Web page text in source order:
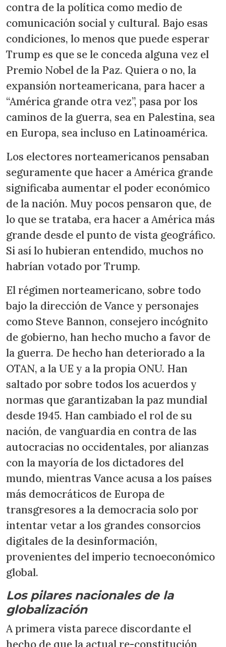
contra de la política como medio de
comunicación social y cultural. Bajo esas
condiciones, lo menos que puede esperar
Trump es que se le conceda alguna vez el
Premio Nobel de la Paz. Quiera o no, la
expansión norteamericana, para hacer a
“América grande otra vez”, pasa por los
caminos de la guerra, sea en Palestina, sea
en Europa, sea incluso en Latinoamérica.
Los electores norteamericanos pensaban
seguramente que hacer a América grande
significaba aumentar el poder económico
de la nación. Muy pocos pensaron que, de
lo que se trataba, era hacer a América más
grande desde el punto de vista geográfico.
Si así lo hubieran entendido, muchos no
habrían votado por Trump.
El régimen norteamericano, sobre todo
bajo la dirección de Vance y personajes
como Steve Bannon, consejero incógnito
de gobierno, han hecho mucho a favor de
la guerra. De hecho han deteriorado a la
OTAN, a la UE y a la propia ONU. Han
saltado por sobre todos los acuerdos y
normas que garantizaban la paz mundial
desde 1945. Han cambiado el rol de su
nación, de vanguardia en contra de las
autocracias no occidentales, por alianzas
con la mayoría de los dictadores del
mundo, mientras Vance acusa a los países
más democráticos de Europa de
transgresores a la democracia solo por
intentar vetar a los grandes consorcios
digitales de la desinformación,
provenientes del imperio tecnoeconómico
global.
Los pilares nacionales de la
globalización
A primera vista parece discordante el